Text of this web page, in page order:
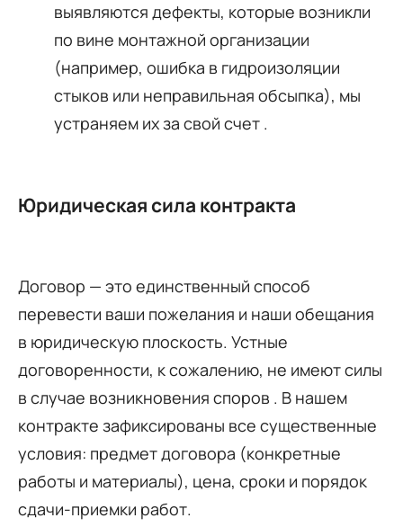
выявляются дефекты, которые возникли
по вине монтажной организации
(например, ошибка в гидроизоляции
стыков или неправильная обсыпка), мы
устраняем их за свой счет .
Юридическая сила контракта
Договор — это единственный способ
перевести ваши пожелания и наши обещания
в юридическую плоскость. Устные
договоренности, к сожалению, не имеют силы
в случае возникновения споров . В нашем
контракте зафиксированы все существенные
условия: предмет договора (конкретные
работы и материалы), цена, сроки и порядок
сдачи-приемки работ.